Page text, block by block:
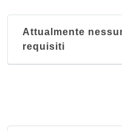
Attualmente
requisiti